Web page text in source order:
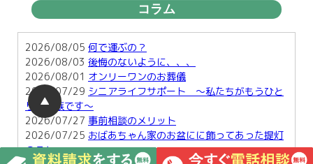
2025/03/25
2025/01/29 横須賀で行う明るい葬儀とは
2025/01/17 お正月のお楽しみ２
コラム
2026/08/05 何で運ぶの？
2026/08/03 後悔のないように、、、
2026/08/01 オンリーワンのお葬儀
2026/07/29 シニアライフサポート ～私たちがもうひと
りの家族です～
2026/07/27 事前相談のメリット
2026/07/25 おばあちゃん家のお盆にに飾ってあった提灯
のこと
▲